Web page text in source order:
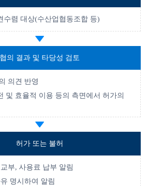
수렴 대상(수산업협동조합 등)
협의 결과 및 타당성 검토
의견 반영
및 효율적 이용 등의 측면에서 허가의
허가 또는 불허
부, 사용료 납부 알림
명시하여 알림